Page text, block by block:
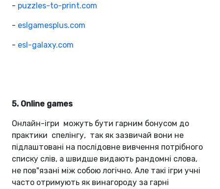
- puzzles-to-print.com
- eslgamesplus.com
- esl-galaxy.com
5. Online games
Онлайн-ігри можуть бути гарним бонусом до
практики спелінгу, так як зазвичай вони не
підлаштовані на послідовне вивчення потрібного
списку слів, а швидше видають рандомні слова,
не пов"язані між собою логічно. Але такі ігри учні
часто отримують як винагороду за гарні